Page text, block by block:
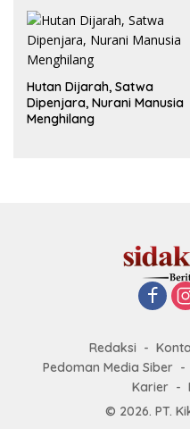
Hutan Dijarah, Satwa
Dipenjara, Nurani Manusia
Menghilang
Redaksi
Pedoman Media Siber
Karier
© 2026. PT.